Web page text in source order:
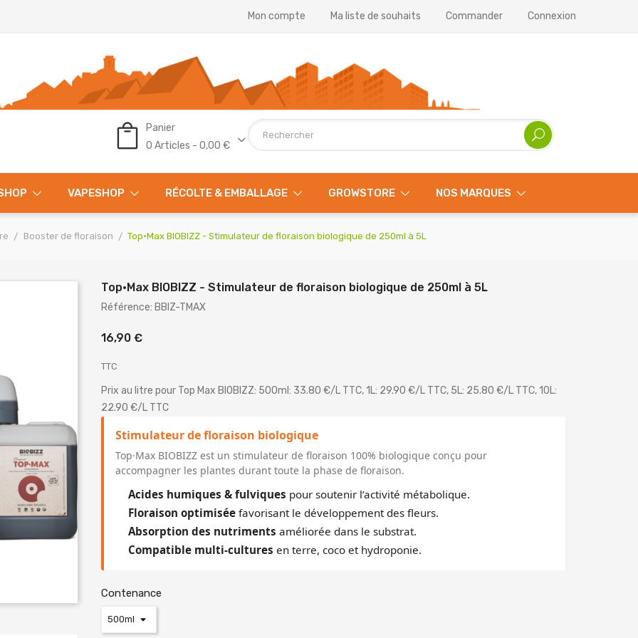
Mon compte Ma liste de souhaits Commander Connexion
Panier
0 Articles - 0,00 €
VAPESHOP RÉCOLTE & EMBALLAGE GROWSTORE NOS MARQUES
Booster de floraison Top·Max BIOBIZZ - Stimulateur de floraison biologique de 250ml à 5L
Top·Max BIOBIZZ - Stimulateur de floraison biologique de 250ml à 5L
Référence: BBIZ-TMAX
16,90 €
TTC
Prix au litre pour Top Max BIOBIZZ: 500ml: 33.80 €/L TTC, 1L: 29.90 €/L TTC, 5L: 25.80 €/L TTC, 10L:
22.90 €/L TTC
Stimulateur de floraison biologique
Top·Max BIOBIZZ est un stimulateur de floraison 100% biologique conçu pour
accompagner les plantes durant toute la phase de floraison.
Acides humiques & fulviques pour soutenir l’activité métabolique.
Floraison optimiséefavorisant le développement des fleurs.
Absorption des nutriments améliorée dans le substrat.
Compatible multi-cultures en terre, coco et hydroponie.
Contenance